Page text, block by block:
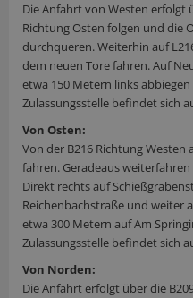
Die Anfahrt von Westen erfolgt
Richtung Osten folgen und die
durchqueren. Weiterhin auf
dem neuen Tore fahren. Auf
etwa 150 Metern links
Zulassungsstelle befindet sich
Von Osten:
Von der B216 Richtung
fahren. Geradeaus
Direkt rechts auf
Reichenbachstraße und weiter
etwa 300 Metern auf Am
Zulassungsstelle befindet sich
Von Norden:
Die Anfahrt erfolgt über die